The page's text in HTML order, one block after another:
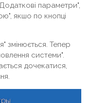
параметри",
якшо по кнопці
змінюється. Тепер
системи".
дочекатися,